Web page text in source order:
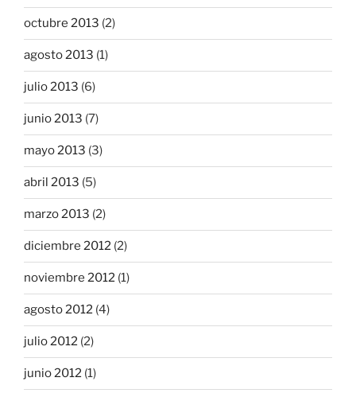
octubre 2013 (2)
agosto 2013 (1)
julio 2013 (6)
junio 2013 (7)
mayo 2013 (3)
abril 2013 (5)
marzo 2013 (2)
diciembre 2012 (2)
noviembre 2012 (1)
agosto 2012 (4)
julio 2012 (2)
junio 2012 (1)